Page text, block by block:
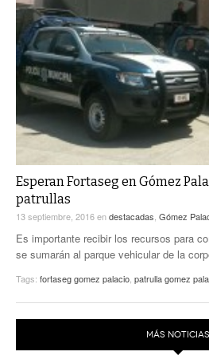
Esperan Fortaseg en Gómez
patrullas
13 septiembre, 2016endestacadas, Gómez
Es importante recibir los recursos para
se sumarán al parque vehicular de la
Tags: fortaseg gomez palacio, patrulla gomez
MÁS NOTICIAS